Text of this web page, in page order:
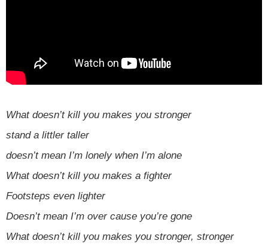
What doesn’t kill you makes you stronger
stand a littler taller
doesn’t mean I’m lonely when I’m alone
What doesn’t kill you makes a fighter
Footsteps even lighter
Doesn’t mean I’m over cause you’re gone
What doesn’t kill you makes you stronger, stronger